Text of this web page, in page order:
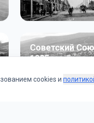
Советский
1985 гг
cookies и